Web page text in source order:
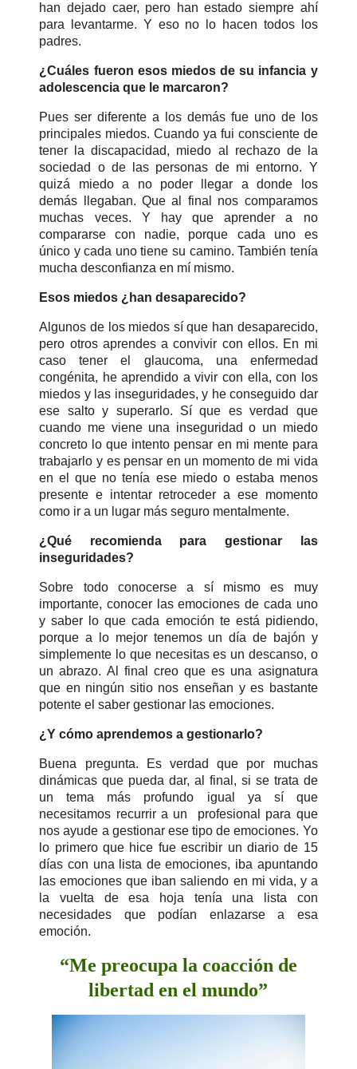
han dejado caer, pero han estado siempre ahí
para levantarme. Y eso no lo hacen todos los
padres.
¿Cuáles fueron esos miedos de su infancia y
adolescencia que le marcaron?
Pues ser diferente a los demás fue uno de los
principales miedos. Cuando ya fui consciente de
tener la discapacidad, miedo al rechazo de la
sociedad o de las personas de mi entorno. Y
quizá miedo a no poder llegar a donde los
demás llegaban. Que al final nos comparamos
muchas veces. Y hay que aprender a no
compararse con nadie, porque cada uno es
único y cada uno tiene su camino. También tenía
mucha desconfianza en mí mismo.
Esos miedos ¿han desaparecido?
Algunos de los miedos sí que han desaparecido,
pero otros aprendes a convivir con ellos. En mi
caso tener el glaucoma, una enfermedad
congénita, he aprendido a vivir con ella, con los
miedos y las inseguridades, y he conseguido dar
ese salto y superarlo. Sí que es verdad que
cuando me viene una inseguridad o un miedo
concreto lo que intento pensar en mi mente para
trabajarlo y es pensar en un momento de mi vida
en el que no tenía ese miedo o estaba menos
presente e intentar retroceder a ese momento
como ir a un lugar más seguro mentalmente.
¿Qué recomienda para gestionar las
inseguridades?
Sobre todo conocerse a sí mismo es muy
importante, conocer las emociones de cada uno
y saber lo que cada emoción te está pidiendo,
porque a lo mejor tenemos un día de bajón y
simplemente lo que necesitas es un descanso, o
un abrazo. Al final creo que es una asignatura
que en ningún sitio nos enseñan y es bastante
potente el saber gestionar las emociones.
¿Y cómo aprendemos a gestionarlo?
Buena pregunta. Es verdad que por muchas
dinámicas que pueda dar, al final, si se trata de
un tema más profundo igual ya sí que
necesitamos recurrir a un profesional para que
nos ayude a gestionar ese tipo de emociones. Yo
lo primero que hice fue escribir un diario de 15
días con una lista de emociones, iba apuntando
las emociones que iban saliendo en mi vida, y a
la vuelta de esa hoja tenía una lista con
necesidades que podían enlazarse a esa
emoción.
“Me preocupa la coacción de
libertad en el mundo”